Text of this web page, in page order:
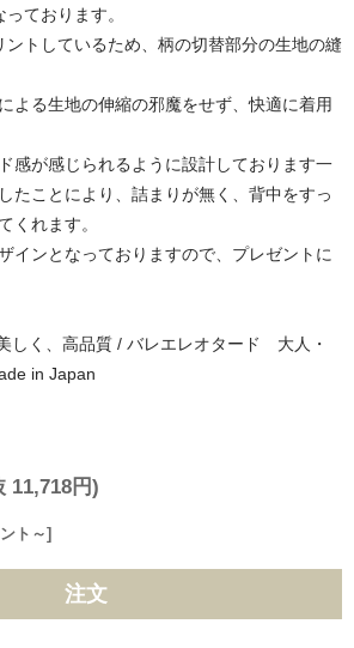
ております。
ントしているため、柄の切替部分の生地の縫
よる生地の伸縮の邪魔をせず、快適に着用
感が感じられるように設計しております一
たことにより、詰まりが無く、背中をすっ
くれます。
インとなっておりますので、プレゼントに
しく、高品質 / バレエレオタード 大人・
in Japan
11,718円)
ト～]
注文